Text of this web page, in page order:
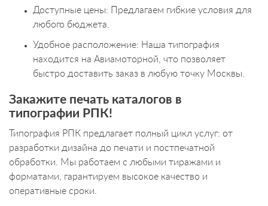
Доступные цены: Предлагаем гибкие условия для
любого бюджета.
Удобное расположение: Наша типография
находится на Авиамоторной, что позволяет
быстро доставить заказ в любую точку Москвы.
Закажите печать каталогов в
типографии РПК!
Типография РПК предлагает полный цикл услуг: от
разработки дизайна до печати и постпечатной
обработки. Мы работаем с любыми тиражами и
форматами, гарантируем высокое качество и
оперативные сроки.